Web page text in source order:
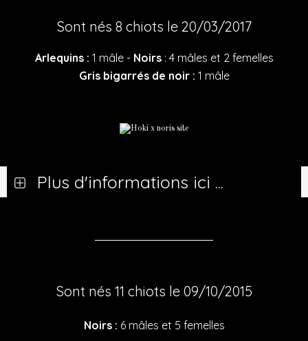
Sont nés 8 chiots le 20/03/2017
Arlequins : 1 mâle - Noirs : 4 mâles et 2 femelles
Gris bigarrés de noir : 1 mâle
Plus d'informations ici ...
Sont nés 11 chiots le 09/10/2015
Noirs : 6 mâles et 5 femelles